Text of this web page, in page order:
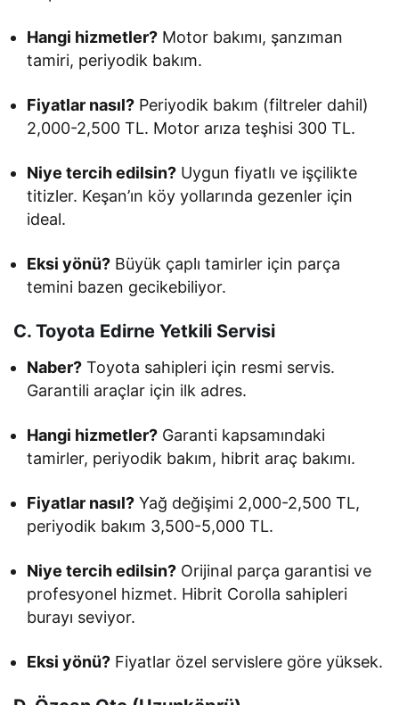
Hangi hizmetler? Motor bakımı, şanzıman
tamiri, periyodik bakım.
Fiyatlar nasıl? Periyodik bakım (filtreler dahil)
2,000-2,500 TL. Motor arıza teşhisi 300 TL.
Niye tercih edilsin? Uygun fiyatlı ve işçilikte
titizler. Keşan’ın köy yollarında gezenler için
ideal.
Eksi yönü? Büyük çaplı tamirler için parça
temini bazen gecikebiliyor.
C. Toyota Edirne Yetkili Servisi
Naber? Toyota sahipleri için resmi servis.
Garantili araçlar için ilk adres.
Hangi hizmetler? Garanti kapsamındaki
tamirler, periyodik bakım, hibrit araç bakımı.
Fiyatlar nasıl? Yağ değişimi 2,000-2,500 TL,
periyodik bakım 3,500-5,000 TL.
Niye tercih edilsin? Orijinal parça garantisi ve
profesyonel hizmet. Hibrit Corolla sahipleri
burayı seviyor.
Eksi yönü? Fiyatlar özel servislere göre yüksek.